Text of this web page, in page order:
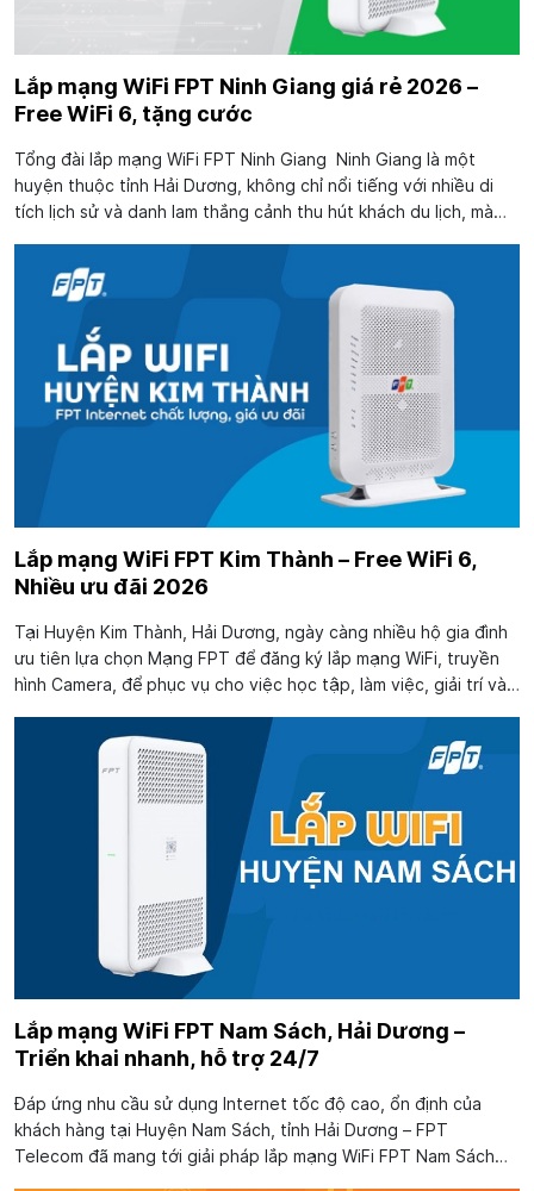
Lắp mạng WiFi FPT Ninh Giang giá rẻ 2026 –
Free WiFi 6, tặng cước
Tổng đài lắp mạng WiFi FPT Ninh Giang Ninh Giang là một
huyện thuộc tỉnh Hải Dương, không chỉ nổi tiếng với nhiều di
tích lịch sử và danh lam thắng cảnh thu hút khách du lịch, mà
cùng sự hình thành...
Lắp mạng WiFi FPT Kim Thành – Free WiFi 6,
Nhiều ưu đãi 2026
Tại Huyện Kim Thành, Hải Dương, ngày càng nhiều hộ gia đình
ưu tiên lựa chọn Mạng FPT để đăng ký lắp mạng WiFi, truyền
hình Camera, để phục vụ cho việc học tập, làm việc, giải trí và
Lắp mạng WiFi FPT Nam Sách, Hải Dương –
Triển khai nhanh, hỗ trợ 24/7
Đáp ứng nhu cầu sử dụng Internet tốc độ cao, ổn định của
khách hàng tại Huyện Nam Sách, tỉnh Hải Dương – FPT
Telecom đã mang tới giải pháp lắp mạng WiFi FPT Nam Sách